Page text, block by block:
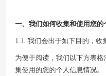
一、我们如何收集和使用您的
1.1. 我们会出于如下目的，收
为便于阅读，我们以下方表
集使用的您的个人信息情况。